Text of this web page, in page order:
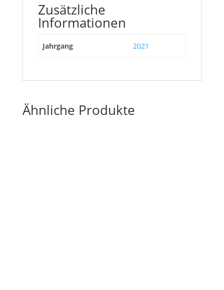
Zusätzliche
Informationen
Jahrgang 2021
Ähnliche Produkte